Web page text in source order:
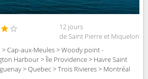
12 jours
de Saint Pierre et Miquelon
Cap-aux-Meules > Woody point -
Harbour > Île Providence > Havre Saint
> Quebec > Trois Rivieres > Montréal